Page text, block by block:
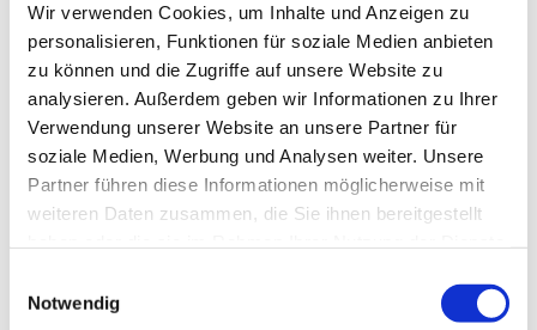
Wir verwenden Cookies, um Inhalte und Anzeigen zu
personalisieren, Funktionen für soziale Medien anbieten
zu können und die Zugriffe auf unsere Website zu
analysieren. Außerdem geben wir Informationen zu Ihrer
Verwendung unserer Website an unsere Partner für
soziale Medien, Werbung und Analysen weiter. Unsere
Partner führen diese Informationen möglicherweise mit
weiteren Daten zusammen, die Sie ihnen bereitgestellt
Notwendig